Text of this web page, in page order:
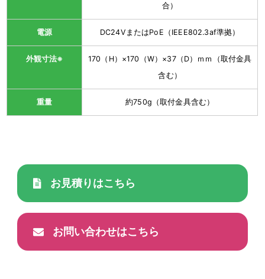
合）
電源 DC24VまたはPoE（IEEE802.3af準拠）
外観寸法※
170（H）×170（W）×37（D）ｍｍ（取付金具
含む）
重量 約750g（取付金具含む）
お見積りはこちら
お問い合わせはこちら